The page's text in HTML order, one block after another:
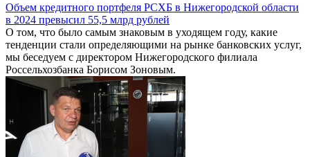
Объем кредитного портфеля РСХБ в Нижегородской области
в 2024 превысил 55,5 млрд рублей
О том, что было самым знаковым в уходящем году, какие
тенденции стали определяющими на рынке банковских услуг,
мы беседуем с директором Нижегородского филиала
Россельхозбанка Борисом Зоновым.